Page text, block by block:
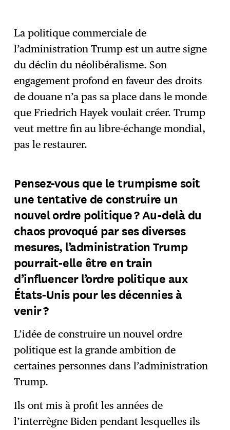
La politique commerciale de
l’administration Trump est un autre signe
du déclin du néolibéralisme. Son
engagement profond en faveur des droits
de douane n’a pas sa place dans le monde
que Friedrich Hayek voulait créer. Trump
veut mettre fin au libre-échange mondial,
pas le restaurer.
Pensez-vous que le trumpisme soit
une tentative de construire un
nouvel ordre politique ? Au-delà du
chaos provoqué par ses diverses
mesures, l’administration Trump
pourrait-elle être en train
d’influencer l’ordre politique aux
États-Unis pour les décennies à
venir ?
L’idée de construire un nouvel ordre
politique est la grande ambition de
certaines personnes dans l’administration
Trump.
Ils ont mis à profit les années de
l’interrègne Biden pendant lesquelles ils